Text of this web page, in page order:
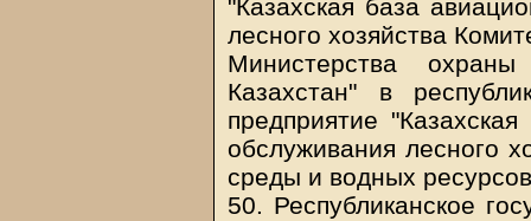
"Казахская база
лесного хозяйства
Министерства
Казахстан" в
предприятие
обслуживания лесного
среды и водных
50. Республиканское